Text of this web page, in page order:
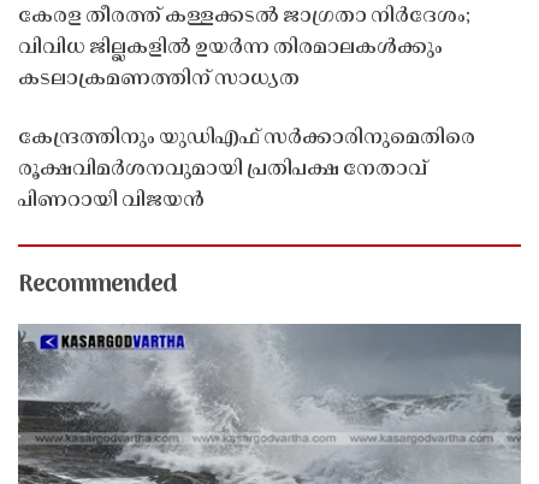
കേരള തീരത്ത് കള്ളക്കടൽ ജാഗ്രതാ നിർദേശം;
വിവിധ ജില്ലകളിൽ ഉയർന്ന തിരമാലകൾക്കും
കടലാക്രമണത്തിന് സാധ്യത
കേന്ദ്രത്തിനും യുഡിഎഫ് സർക്കാരിനുമെതിരെ
രൂക്ഷവിമർശനവുമായി പ്രതിപക്ഷ നേതാവ്
പിണറായി വിജയൻ
Recommended